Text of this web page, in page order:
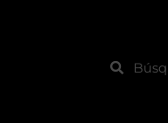
Search